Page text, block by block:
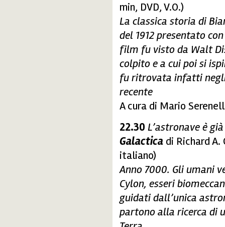
min, DVD, V.O.)
La classica storia di
del 1912 presentato
film fu visto da Walt
colpito e a cui poi si
fu ritrovata infatti
recente
A cura di Mario
22.30 L’astronave è
Galactica di Richard A.
italiano)
Anno 7000. Gli umani
Cylon, esseri
guidati dall’unica
partono alla ricerca di